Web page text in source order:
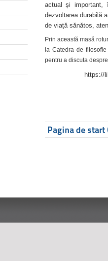
actual și important,
dezvoltarea durabilă
de viață sănătos,
Prin această masă
la Catedra de
pentru a discuta
https://
Pagina de start